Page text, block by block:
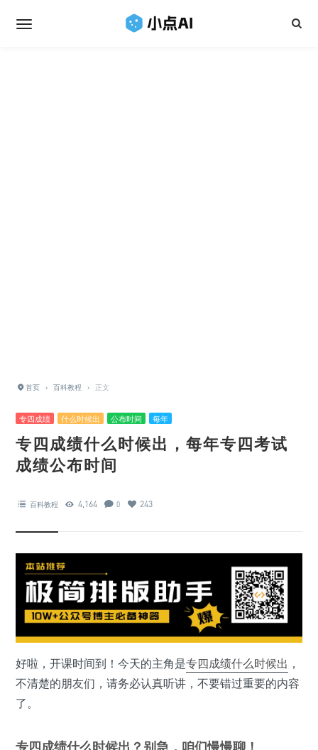
首页 › 百科教程 › 正文
专四成绩 什么时候出 公布时间 每年
专四成绩什么时候出，每年专四考试
成绩公布时间
百科教程 4,164 0 243
好啦，开课时间到！今天的主角是专四成绩什么时候出 ，
不清楚的朋友们，请务必认真听讲，不要错过重要的内容
了。
专四成绩什么时候出？别急，咱们慢慢聊！